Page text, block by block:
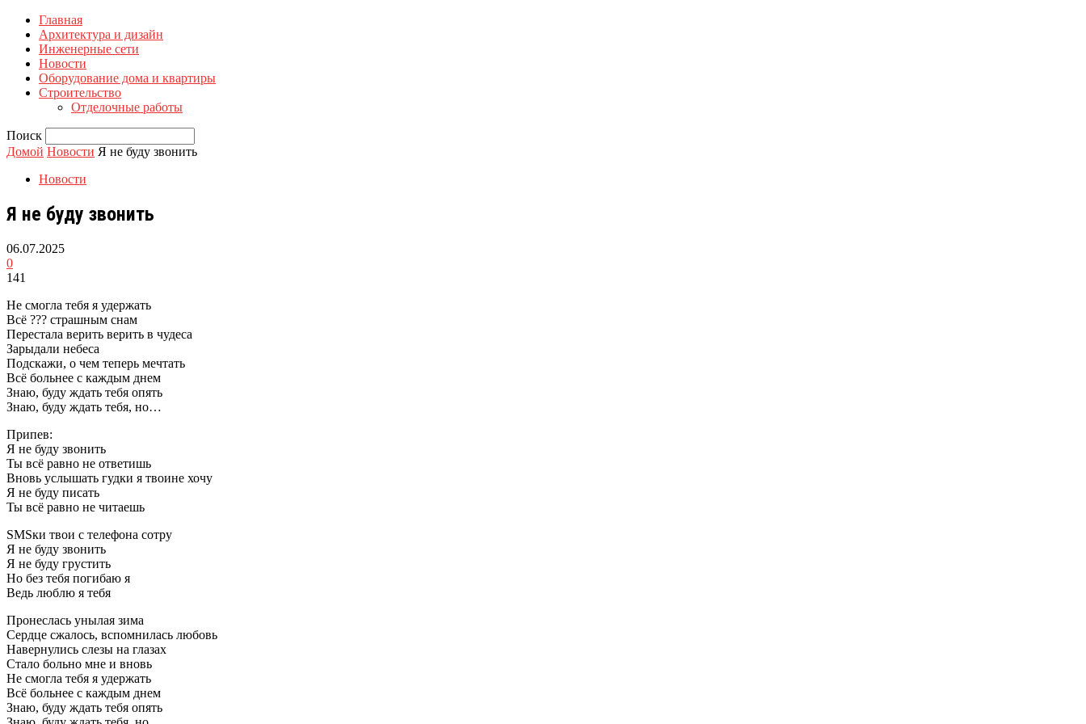
Главная
Архитектура и дизайн
Инженерные сети
Новости
Оборудование дома и квартиры
Строительство
Отделочные работы
Поиск
Домой Новости Я не буду звонить
Новости
Я не буду звонить
06.07.2025
0
141
Не смогла тебя я удержать
Всё ??? страшным снам
Перестала верить верить в чудеса
Зарыдали небеса
Подскажи, о чем теперь мечтать
Всё больнее с каждым днем
Знаю, буду ждать тебя опять
Знаю, буду ждать тебя, но…
Припев:
Я не буду звонить
Ты всё равно не ответишь
Вновь услышать гудки я твоине хочу
Я не буду писать
Ты всё равно не читаешь
SMSки твои с телефона сотру
Я не буду звонить
Я не буду грустить
Но без тебя погибаю я
Ведь люблю я тебя
Пронеслась унылая зима
Сердце сжалось, вспомнилась любовь
Навернулись слезы на глазах
Стало больно мне и вновь
Не смогла тебя я удержать
Всё больнее с каждым днем
Знаю, буду ждать тебя опять